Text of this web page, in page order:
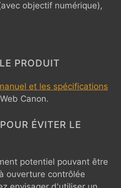
objectif numérique),
PRODUIT
et les spécifications
Canon.
ÉVITER LE
potentiel pouvant être
ouverture contrôlée